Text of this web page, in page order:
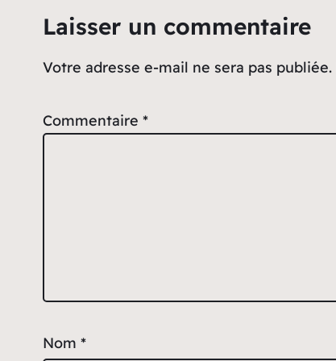
Laisser un commentaire
Votre adresse e-mail ne sera pas publiée.
Commentaire *
Nom *